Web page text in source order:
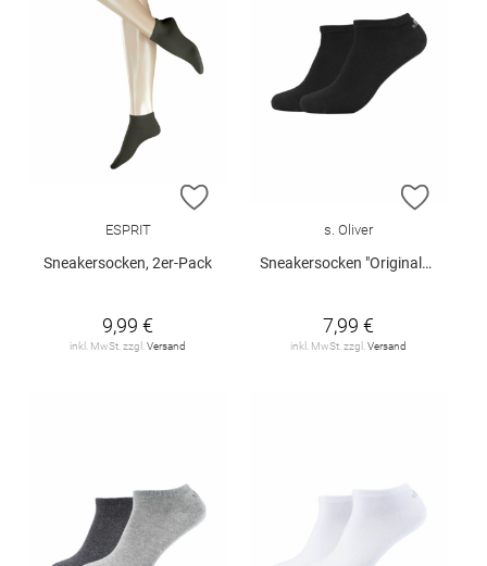
ZUR WUNSCHLISTE HINZUFÜGEN
ESPRIT
Sneakersocken, 2er-Pack
9,99 €
inkl. MwSt. zzgl. Versand
ZUR
s. Oliver
Sneakersocken "Originals Organic", 2er-Pack
7,99 €
inkl. MwSt. zzgl. Versand